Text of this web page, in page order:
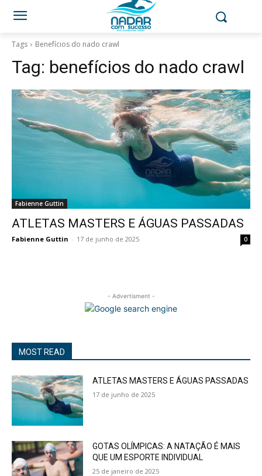
Tags Benefícios do nado crawl
Tag: benefícios do nado crawl
Fabienne Guttin
ATLETAS MASTERS E ÁGUAS PASSADAS
Fabienne Guttin - 17 de junho de 2025 0
- Advertisment -
MOST READ
ATLETAS MASTERS E ÁGUAS PASSADAS
17 de junho de 2025
GOTAS OLÍMPICAS: A NATAÇÃO É MAIS
QUE UM ESPORTE INDIVIDUAL
25 de janeiro de 2025